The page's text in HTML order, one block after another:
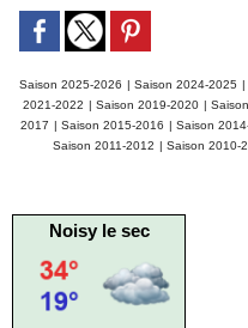
Saison 2025-2026 | Saison 2024-2025 |
2021-2022 | Saison 2019-2020 |
2017 | Saison 2015-2016 | Saison
Saison 2011-2012 | Saison 2010-
Noisy le sec